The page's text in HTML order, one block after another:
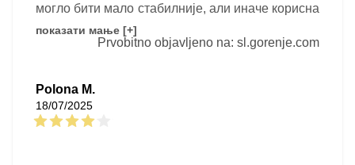
могло бити мало стабилније, али иначе корисна
ствар, све у једном
показати мање [+]
Prvobitno objavljeno na: sl.gorenje.com
Polona M.
18/07/2025